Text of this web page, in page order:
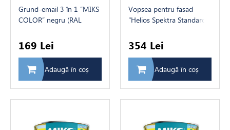
Grund-email 3 în 1 ”MIKS
COLOR” negru (RAL
169 Lei
Adaugă în coș
Vopsea pentru fasad
"Helios Spektra Standard"
354 Lei
Adaugă în coș